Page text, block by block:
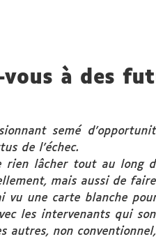
à des
semé
de l’échec.
rien lâcher tout au long
mais aussi de
vu une carte blanche
les intervenants qui
autres, non